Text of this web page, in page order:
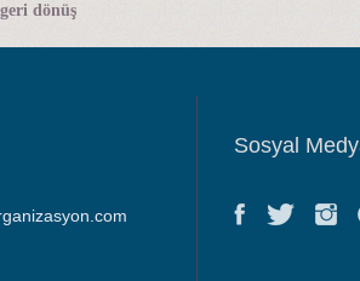
dönüş
Sosyal